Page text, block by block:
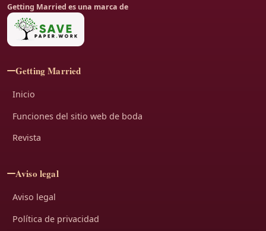
Getting Married es una marca de
Getting Married
Inicio
Funciones del sitio web de boda
Revista
Aviso legal
Aviso legal
Política de privacidad